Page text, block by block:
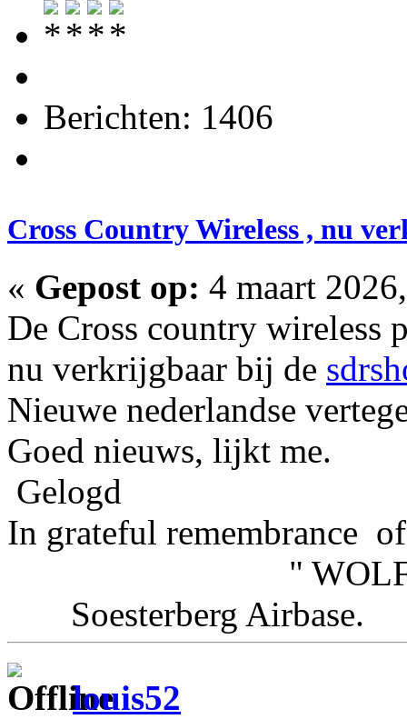
Berichten: 1406
Cross Country Wireless , nu
« Gepost op: 4 maart
De Cross country wireless
nu verkrijgbaar bij de
Nieuwe nederlandse
Goed nieuws, lijkt me.
Gelogd
In grateful remembrance
"
Soesterberg
louis52